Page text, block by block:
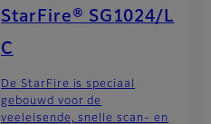
StarFire® SG1024/L
C
De StarFire is speciaal
gebouwd voor de
veeleisende, snelle scan- en